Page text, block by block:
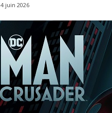
4 juin 2026